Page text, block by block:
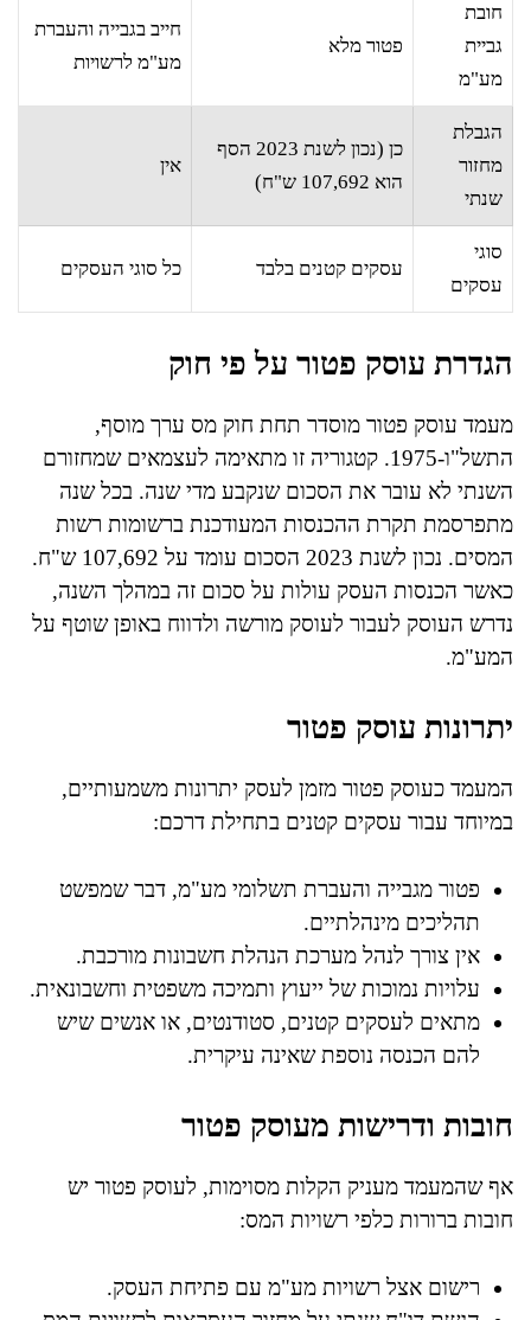
חובת
גביית
מע"מ
פטור מלא
חייב בגבייה והעברת
מע"מ לרשויות
הגבלת
מחזור
שנתי
כן (נכון לשנת 2023 הסף
הוא 107,692 ש"ח)
אין
סוגי
עסקים
עסקים קטנים בלבד כל סוגי העסקים
הגדרת עוסק פטור על פי חוק
מעמד עוסק פטור מוסדר תחת חוק מס ערך מוסף,
התשל"ו-1975. קטגוריה זו מתאימה לעצמאים שמחזורם
השנתי לא עובר את הסכום שנקבע מדי שנה. בכל שנה
מתפרסמת תקרת ההכנסות המעודכנת ברשומות רשות
המסים. נכון לשנת 2023 הסכום עומד על 107,692 ש"ח.
כאשר הכנסות העסק עולות על סכום זה במהלך השנה,
נדרש העוסק לעבור לעוסק מורשה ולדווח באופן שוטף על
המע"מ.
יתרונות עוסק פטור
המעמד כעוסק פטור מזמן לעסק יתרונות משמעותיים,
במיוחד עבור עסקים קטנים בתחילת דרכם:
פטור מגבייה והעברת תשלומי מע"מ, דבר שמפשט
תהליכים מינהלתיים.
אין צורך לנהל מערכת הנהלת חשבונות מורכבת.
עלויות נמוכות של ייעוץ ותמיכה משפטית וחשבונאית.
מתאים לעסקים קטנים, סטודנטים, או אנשים שיש
להם הכנסה נוספת שאינה עיקרית.
חובות ודרישות מעוסק פטור
אף שהמעמד מעניק הקלות מסוימות, לעוסק פטור יש
חובות ברורות כלפי רשויות המס:
רישום אצל רשויות מע"מ עם פתיחת העסק.